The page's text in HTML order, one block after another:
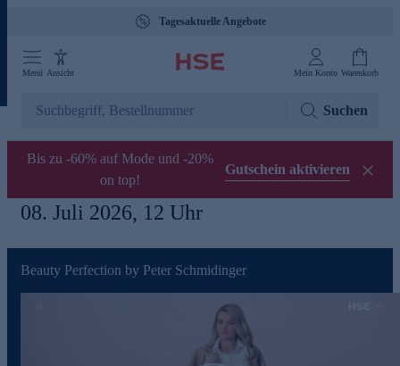
Tagesaktuelle Angebote
Menü Ansicht Mein Konto Warenkorb
Suchen
Bis zu -60% auf Mode und -20%
on top!
Gutschein aktivieren
08. Juli 2026, 12 Uhr
Beauty Perfection by Peter Schmidinger